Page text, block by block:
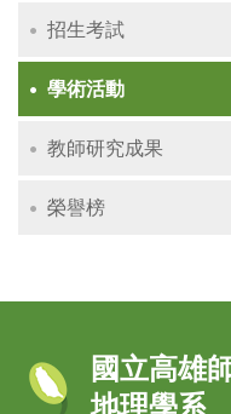
招生考試
學術活動
教師研究成果
榮譽榜
國立高雄
地理學系